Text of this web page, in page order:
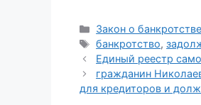
Рубрики
Закон о банкротстве
Метки
банкротство,
Единый реестр
гражданин
для кредиторов и